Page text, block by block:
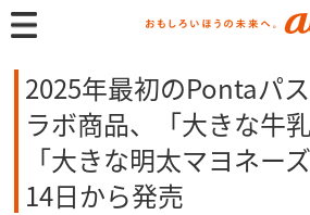
2025年最初のPontaパ
ラボ商品、「大きな牛
「大きな明太マヨネー
14日から発売